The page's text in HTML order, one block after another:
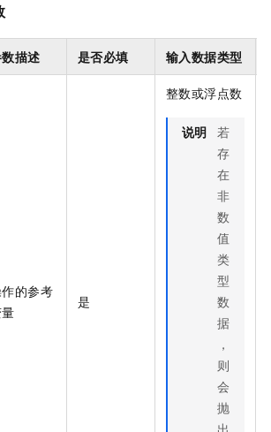
描述 是否必填 输入数据类型
的参考
是
整数或浮点数
说明 若
存
在
非
数
值
类
型
数
据
，
则
会
抛
出